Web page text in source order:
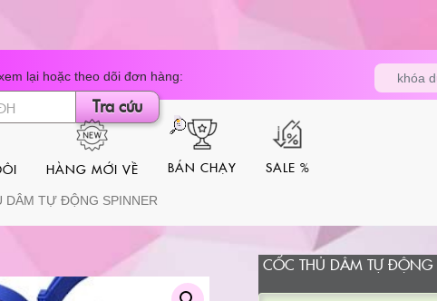
kiếm
sản
phẩm
khóa
HÀNG MỚI VỀ BÁN CHẠY SALE %
DÂM TỰ ĐỘNG SPINNER
lại hoặc theo dõi đơn hàng:
Tra cứu
CỐC THỦ DÂM TỰ ĐỘNG